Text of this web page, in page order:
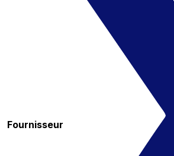
Fournisseur